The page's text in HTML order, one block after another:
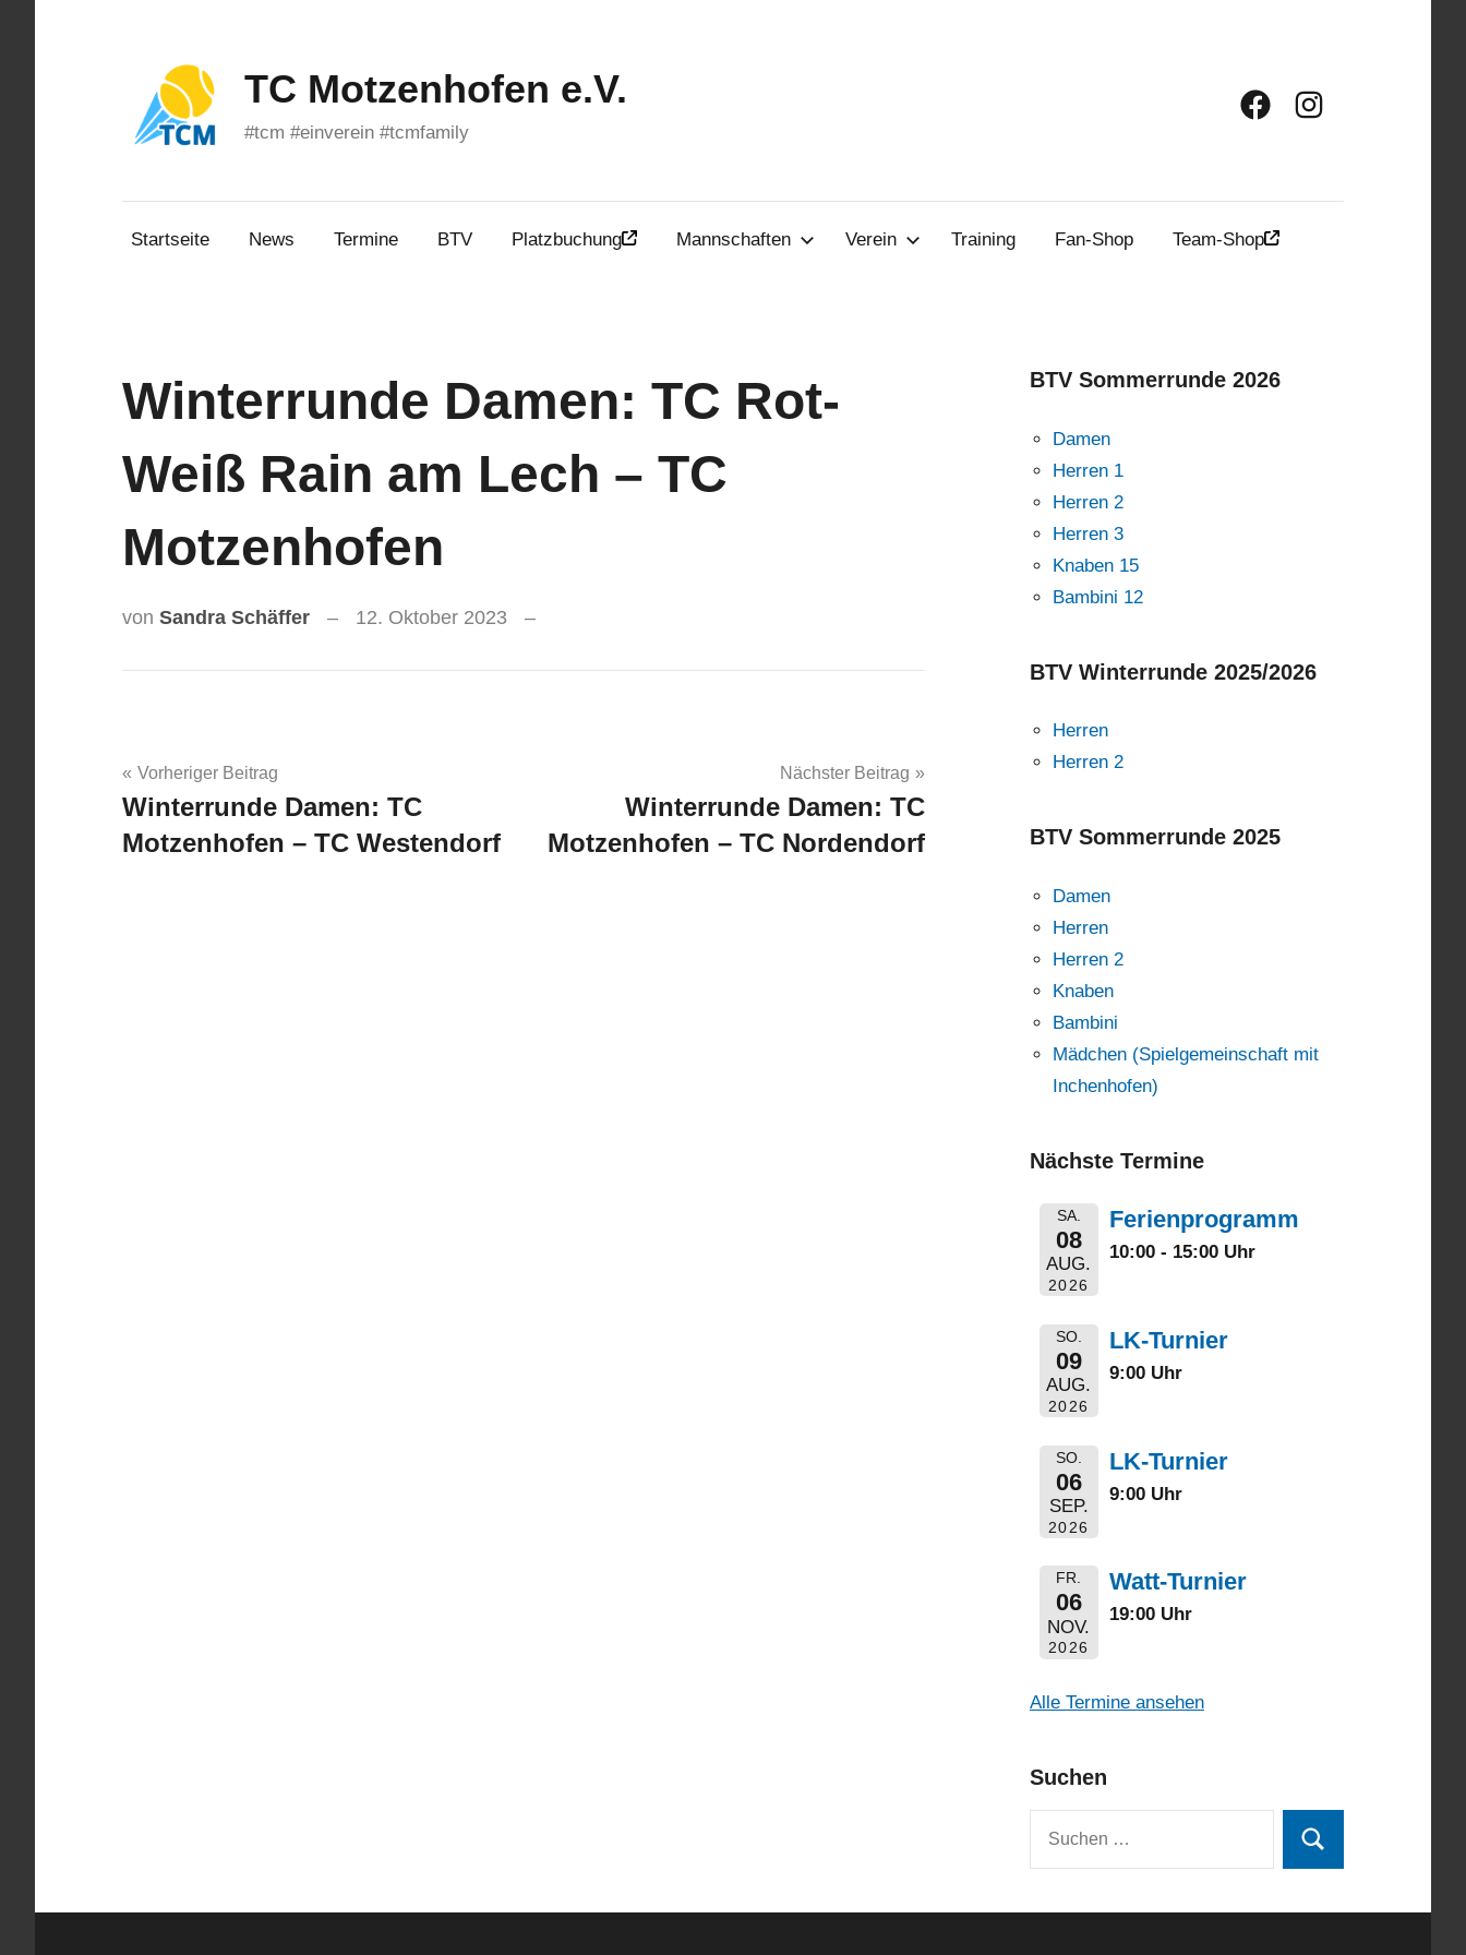
TC Motzenhofen e.V.
#tcm #einverein #tcmfamily
FacebookInstagram
Startseite News Termine BTV Platzbuchung Mannschaften Verein Training Fan-Shop Team-Shop
Winterrunde Damen: TC Rot-
Weiß Rain am Lech – TC
Motzenhofen
von Sandra Schäffer 12. Oktober 2023
Beitragsnavigation
Vorheriger Beitrag
Winterrunde Damen: TC
Motzenhofen – TC Westendorf
Nächster Beitrag
Winterrunde Damen: TC
Motzenhofen – TC Nordendorf
BTV Sommerrunde 2026
Damen
Herren 1
Herren 2
Herren 3
Knaben 15
Bambini 12
BTV Winterrunde 2025/2026
Herren
Herren 2
BTV Sommerrunde 2025
Damen
Herren
Herren 2
Knaben
Bambini
Mädchen (Spielgemeinschaft mit
Inchenhofen)
Nächste Termine
SA.
08
AUG.
2026
Ferienprogramm
10:00 - 15:00 Uhr
SO.
09
AUG.
2026
LK-Turnier
9:00 Uhr
SO.
06
SEP.
2026
LK-Turnier
9:00 Uhr
FR.
06
NOV.
2026
Watt-Turnier
19:00 Uhr
Alle Termine ansehen
Suchen
Suchen